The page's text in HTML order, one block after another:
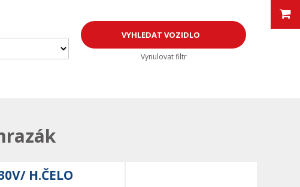
Vynulovat filtr
H.ČELO